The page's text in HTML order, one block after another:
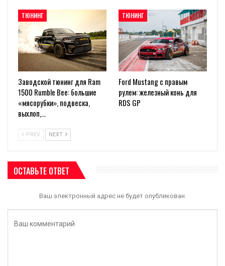
ТЮНИНГ
Заводской тюнинг для Ram
1500 Rumble Bee: большие
«мясорубки», подвеска,
выхлоп,…
ТЮНИНГ
Ford Mustang с правым
рулем: железный конь для
RDS GP
PREV NEXT
ОСТАВЬТЕ ОТВЕТ
Ваш электронный адрес не будет опубликован.